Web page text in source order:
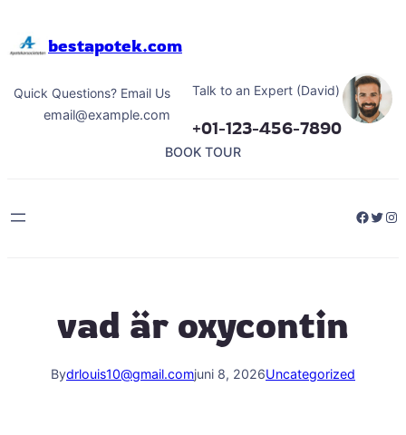
bestapotek.com
Quick Questions? Email Us
email@example.com
Talk to an Expert (David)
+01-123-456-7890
BOOK TOUR
vad är oxycontin
Bydrlouis10@gmail.comjuni 8, 2026Uncategorized